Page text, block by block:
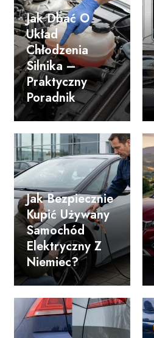
Jak Dbać O
Układ
Chłodzenia
Silnika –
Praktyczny
Poradnik
Jak Bezpiecznie
Kupić Używany
Samochód
Elektryczny Z
Niemiec?